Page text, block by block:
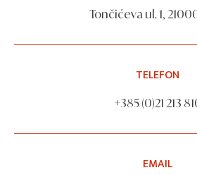
Tončićeva ul. 1,
TELEFON
+385 (0)21 213
EMAIL